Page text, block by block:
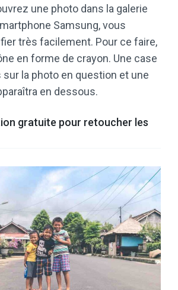
une photo dans la galerie
Samsung, vous
très facilement. Pour ce faire,
en forme de crayon. Une case
sur la photo en question et une
en dessous.
gratuite pour retoucher les